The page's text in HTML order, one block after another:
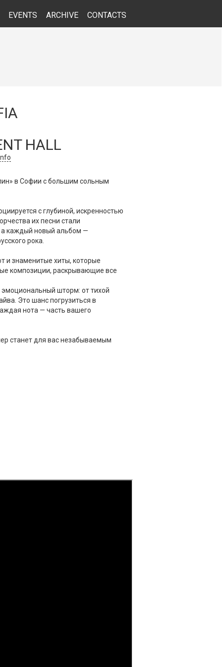
EVENTS ARCHIVE CONTACTS
HALL
в Софии с большим сольным
с глубиной, искренностью
их песни стали
каждый новый альбом —
рока.
и знаменитые хиты, которые
композиции, раскрывающие все
шторм: от тихой
Это шанс погрузиться в
нота — часть вашего
станет для вас незабываемым